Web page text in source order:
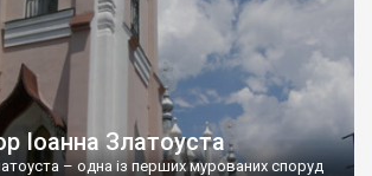
Іоанна Златоуста
– одна із перших мурованих споруд